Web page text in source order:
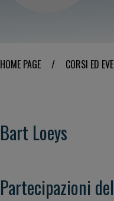
HOME PAGE / CORSI ED
Bart Loeys
Partecipazioni